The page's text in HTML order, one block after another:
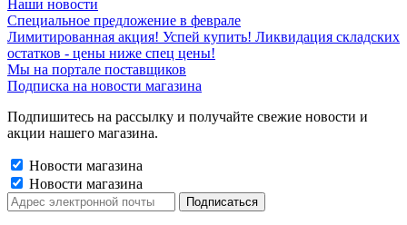
Наши новости
Специальное предложение в феврале
Лимитированная акция! Успей купить! Ликвидация складских
остатков - цены ниже спец цены!
Мы на портале поставщиков
Подписка на новости магазина
Подпишитесь на рассылку и получайте свежие новости и
акции нашего магазина.
Новости магазина
Новости магазина